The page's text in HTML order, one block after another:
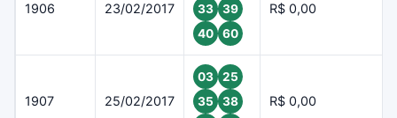
1906 23/02/2017
33
39
40
60
R$ 0,00
1907 25/02/2017
03
25
35
38
R$ 0,00